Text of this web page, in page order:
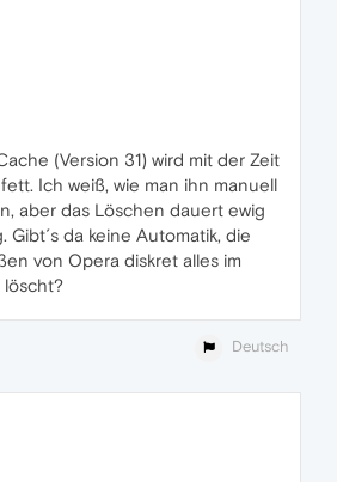
(Version 31) wird mit der Zeit
Ich weiß, wie man ihn manuell
aber das Löschen dauert ewig
Gibt´s da keine Automatik, die
von Opera diskret alles im
löscht?
Deutsch